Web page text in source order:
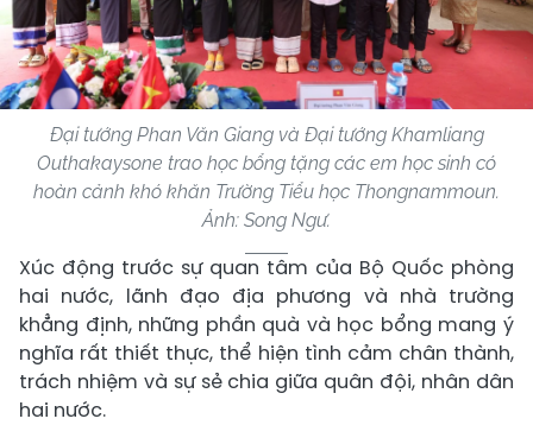
Đại tướng Phan Văn Giang và Đại tướng Khamliang
Outhakaysone trao học bổng tặng các em học sinh có
hoàn cảnh khó khăn Trường Tiểu học Thongnammoun.
Ảnh: Song Ngư.
Xúc động trước sự quan tâm của Bộ Quốc phòng
hai nước, lãnh đạo địa phương và nhà trường
khẳng định, những phần quà và học bổng mang ý
nghĩa rất thiết thực, thể hiện tình cảm chân thành,
trách nhiệm và sự sẻ chia giữa quân đội, nhân dân
hai nước.